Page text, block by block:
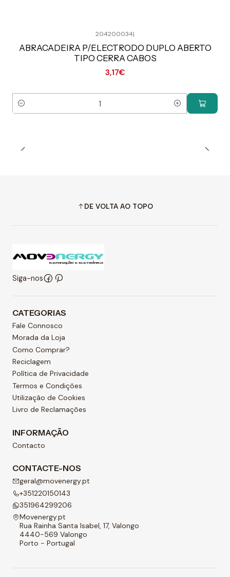
204200034|
ABRACADEIRA P/ELECTRODO DUPLO ABERTO
TIPO CERRA CABOS
3,17€
Quantidade
DE VOLTA AO TOPO
Siga-nos
CATEGORIAS
Fale Connosco
Morada da Loja
Como Comprar?
Reciclagem
Política de Privacidade
Termos e Condições
Utilização de Cookies
Livro de Reclamações
INFORMAÇÃO
Contacto
CONTACTE-NOS
geral@movenergy.pt
+351220150143
351964299206
Movenergy.pt
Rua Rainha Santa Isabel, 17, Valongo
4440-569 Valongo
Porto - Portugal